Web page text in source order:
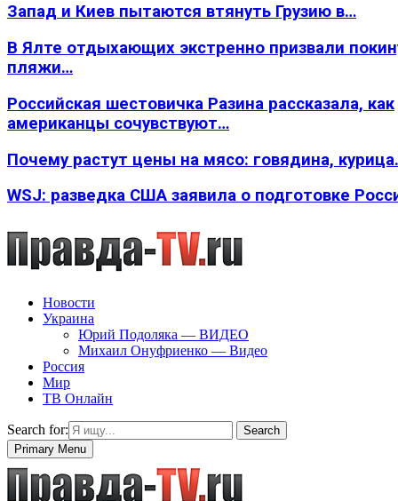
Запад и Киев пытаются втянуть Грузию в…
В Ялте отдыхающих экстренно призвали
пляжи…
Российская шестовичка Разина рассказала, как
американцы сочувствуют…
Почему растут цены на мясо: говядина,
WSJ: разведка США заявила о подготовке
Новости
Украина
Юрий Подоляка — ВИДЕО
Михаил Онуфриенко — Видео
Россия
Мир
ТВ Онлайн
Search for:
Search
Primary Menu